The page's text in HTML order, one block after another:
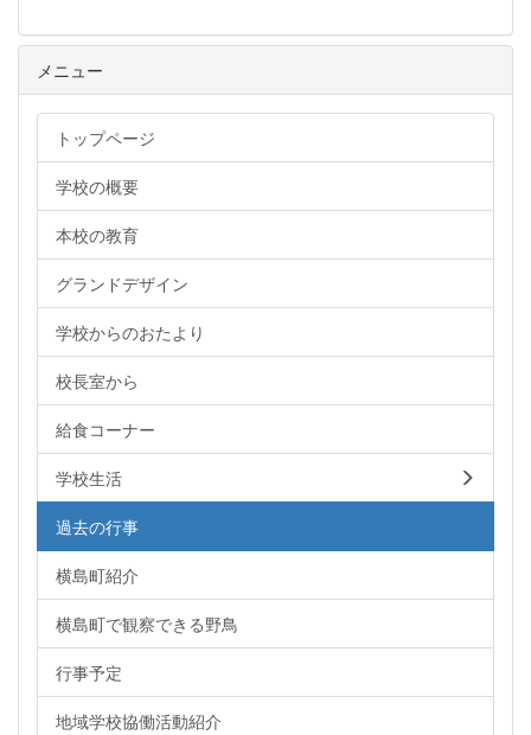
メニュー
トップページ
学校の概要
本校の教育
グランドデザイン
学校からのおたより
校長室から
給食コーナー
学校生活
過去の行事
横島町紹介
横島町で観察できる野鳥
行事予定
地域学校協働活動紹介